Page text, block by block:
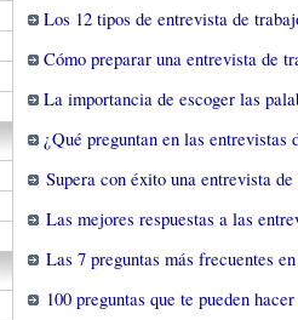
Los 12 tipos de entrevista de
Cómo preparar una entrevista de
La importancia de escoger las
¿Qué preguntan en las entrevistas
Supera con éxito una entrevista
Las mejores respuestas a las
Las 7 preguntas más frecuentes
100 preguntas que te pueden